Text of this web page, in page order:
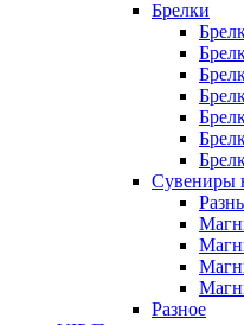
Брелки
Сувениры
Разное